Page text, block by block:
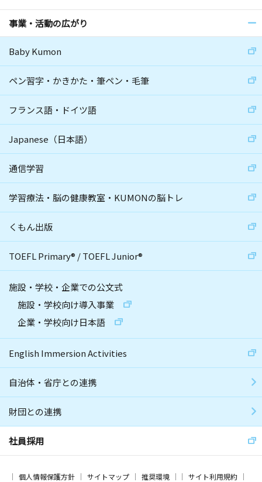
事業・活動の広がり
Baby Kumon
ペン習字・かきかた・筆ペン・毛筆
フランス語・ドイツ語
Japanese（日本語）
通信学習
学習療法・脳の健康教室・KUMONの脳トレ
くもん出版
TOEFL Primary® /TOEFL Junior®
施設・学校・企業での公文式
施設・学校向け導入事業
企業・学校向け日本語
English Immersion Activities
自治体・省庁との連携
財団との連携
社員採用
個人情報保護方針 サイトマップ 推奨環境 サイト利用規約